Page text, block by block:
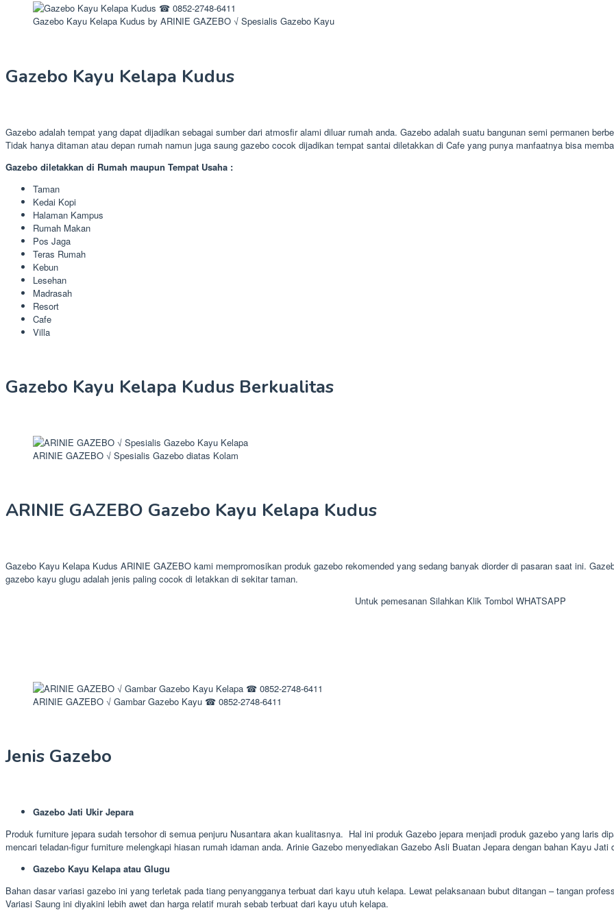
Gazebo Kayu Kelapa Kudus by ARINIE GAZEBO √ Spesialis Gazebo Kayu
Gazebo Kayu Kelapa Kudus
Gazebo adalah tempat yang dapat dijadikan sebagai sumber dari atmosfir alami diluar rumah anda. Gazebo adalah suatu bangunan semi permanen
Tidak hanya ditaman atau depan rumah namun juga saung gazebo cocok dijadikan tempat santai diletakkan di Cafe yang punya manfaatnya bisa
Gazebo diletakkan di Rumah maupun Tempat Usaha :
Taman
Kedai Kopi
Halaman Kampus
Rumah Makan
Pos Jaga
Teras Rumah
Kebun
Lesehan
Madrasah
Resort
Cafe
Villa
Gazebo Kayu Kelapa Kudus Berkualitas
ARINIE GAZEBO √ Spesialis Gazebo diatas Kolam
ARINIE GAZEBO Gazebo Kayu Kelapa Kudus
Gazebo Kayu Kelapa Kudus ARINIE GAZEBO kami mempromosikan produk gazebo rekomended yang sedang banyak diorder di pasaran saat ini.
gazebo kayu glugu adalah jenis paling cocok di letakkan di sekitar taman.
Untuk pemesanan Silahkan Klik Tombol WHATSAPP
ARINIE GAZEBO √ Gambar Gazebo Kayu ☎ 0852-2748-6411
Jenis Gazebo
Gazebo Jati Ukir Jepara
Produk furniture jepara sudah tersohor di semua penjuru Nusantara akan kualitasnya. Hal ini produk Gazebo jepara menjadi produk gazebo yang laris
mencari teladan-figur furniture melengkapi hiasan rumah idaman anda. Arinie Gazebo menyediakan Gazebo Asli Buatan Jepara dengan bahan Kayu Jati
Gazebo Kayu Kelapa atau Glugu
Bahan dasar variasi gazebo ini yang terletak pada tiang penyangganya terbuat dari kayu utuh kelapa. Lewat pelaksanaan bubut ditangan – tangan
Variasi Saung ini diyakini lebih awet dan harga relatif murah sebab terbuat dari kayu utuh kelapa.